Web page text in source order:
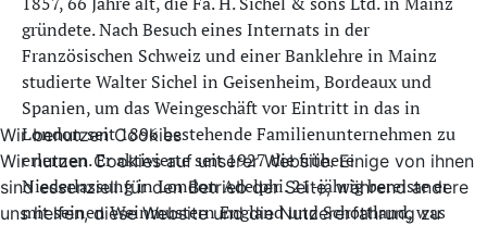
gründete. Nach Besuch eines Internats in der
Französischen Schweiz und einer Banklehre in Mainz
studierte Walter Sichel in Geisenheim, Bordeaux und
Spanien, um das Weingeschäft vor Eintritt in das in
London seit 1896 bestehende Familienunternehmen zu
erlernen. Er aktivierte seit 1927 die frühere
Niederlassung in London Adelphi. 21-jährig bereiste er
mit seinen Weinmustern England und Schottland, was
Wir benutzen Cookies
Wir nutzen Cookies auf unserer Website. Einige von ihnen
sind essenziell für den Betrieb der Seite, während andere
uns helfen, diese Website und die Nutzererfahrung zu